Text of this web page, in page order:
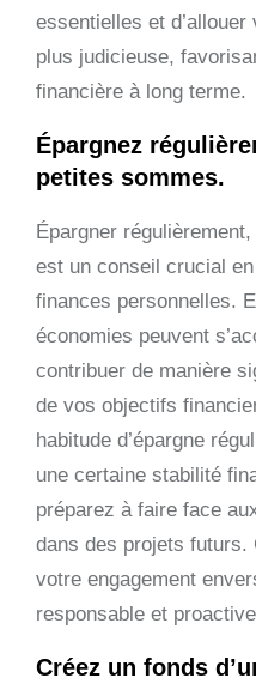
essentielles et
plus judicieuse,
financière à long terme.
Épargnez
petites sommes.
Épargner
est un conseil crucial
finances personnelles.
économies peuvent
contribuer de manière
de vos objectifs
habitude d’épargne
une certaine stabilité
préparez à faire face
dans des projets futurs.
votre engagement
responsable et
Créez un fonds